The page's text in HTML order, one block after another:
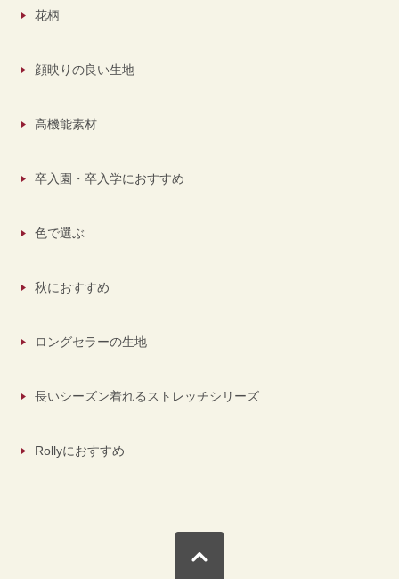
花柄
顔映りの良い生地
高機能素材
卒入園・卒入学におすすめ
色で選ぶ
秋におすすめ
ロングセラーの生地
長いシーズン着れるストレッチシリーズ
Rollyにおすすめ